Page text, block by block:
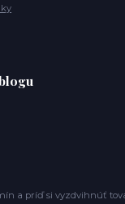
a príď si vyzdvihnúť